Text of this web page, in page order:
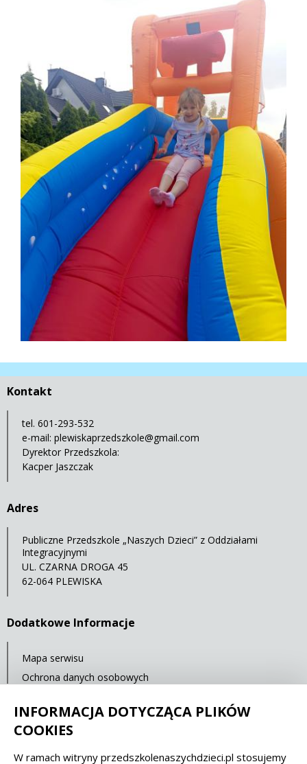
Kontakt
tel. 601-293-532
e-mail: plewiskaprzedszkole@gmail.com
Dyrektor Przedszkola:
Kacper Jaszczak
Adres
Publiczne Przedszkole „Naszych Dzieci” z Oddziałami
Integracyjnymi
UL. CZARNA DROGA 45
62-064 PLEWISKA
Dodatkowe Informacje
Mapa serwisu
Ochrona danych osobowych
Ostatnia aktualizacja: 14.07.2021 12:00
INFORMACJA DOTYCZĄCA PLIKÓW
COOKIES
W ramach witryny przedszkolenaszychdzieci.pl stosujemy